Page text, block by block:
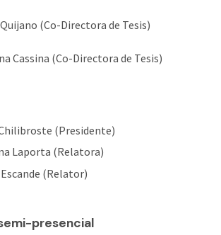
(Co-Directora de Tesis)
Cassina (Co-Directora de Tesis)
(Presidente)
Laporta (Relatora)
Escande (Relator)
presencial